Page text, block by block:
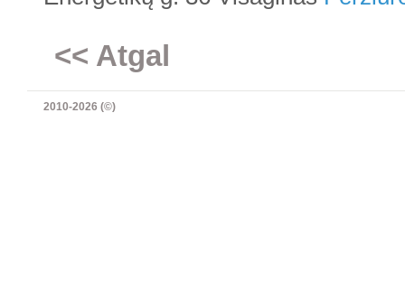
<< Atgal
2010-2026 (©)